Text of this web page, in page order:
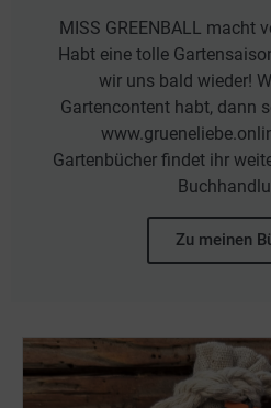
MISS GREENBALL macht
Habt eine tolle
wir uns bald wieder!
Gartencontent habt, dann
Gartenbücher findet ihr
Zu meinen